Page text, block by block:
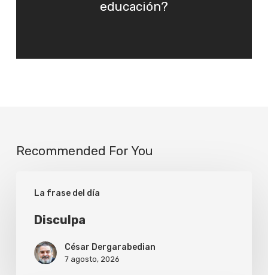
educación?
Recommended For You
La frase del día
Disculpa
César Dergarabedian
7 agosto, 2026